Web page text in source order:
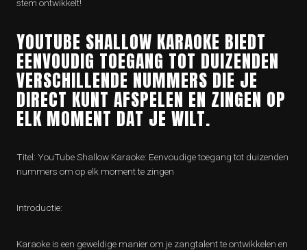
stem ontwikkelt!
YOUTUBE SHALLOW KARAOKE BIEDT
EENVOUDIG TOEGANG TOT DUIZENDEN
VERSCHILLENDE NUMMERS DIE JE
DIRECT KUNT AFSPELEN EN ZINGEN OP
ELK MOMENT DAT JE WILT.
Titel: YouTube Shallow Karaoke: Eenvoudige toegang tot duizenden
nummers om op elk moment te zingen
Introductie:
Karaoke is een geweldige manier om je zangtalent te ontwikkelen en